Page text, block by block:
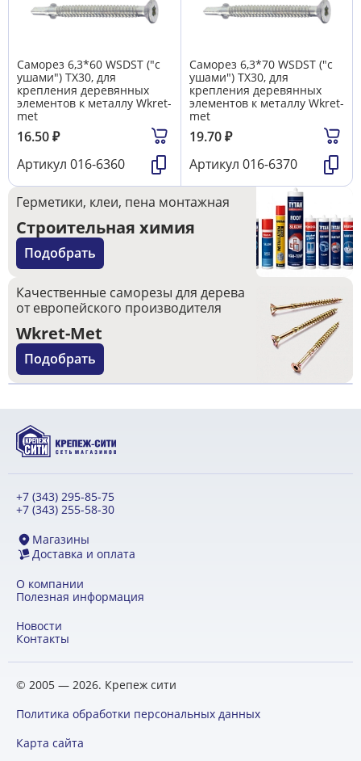
Саморез 6,3*60 WSDST ("с
ушами") TX30, для
крепления деревянных
элементов к металлу Wkret-
met
16.50₽
Артикул 016-6360
Саморез 6,3*70 WSDST ("с
ушами") TX30, для
крепления деревянных
элементов к металлу Wkret-
met
19.70₽
Артикул 016-6370
Герметики, клеи, пена монтажная
Строительная химия
Подобрать
Качественные саморезы для дерева
от европейского производителя
Wkret-Met
Подобрать
+7 (343) 295-85-75
+7 (343) 255-58-30
Магазины
Доставка и оплата
О компании
Полезная информация
Новости
Контакты
© 2005 — 2026. Крепеж сити
Политика обработки персональных данных
Карта сайта